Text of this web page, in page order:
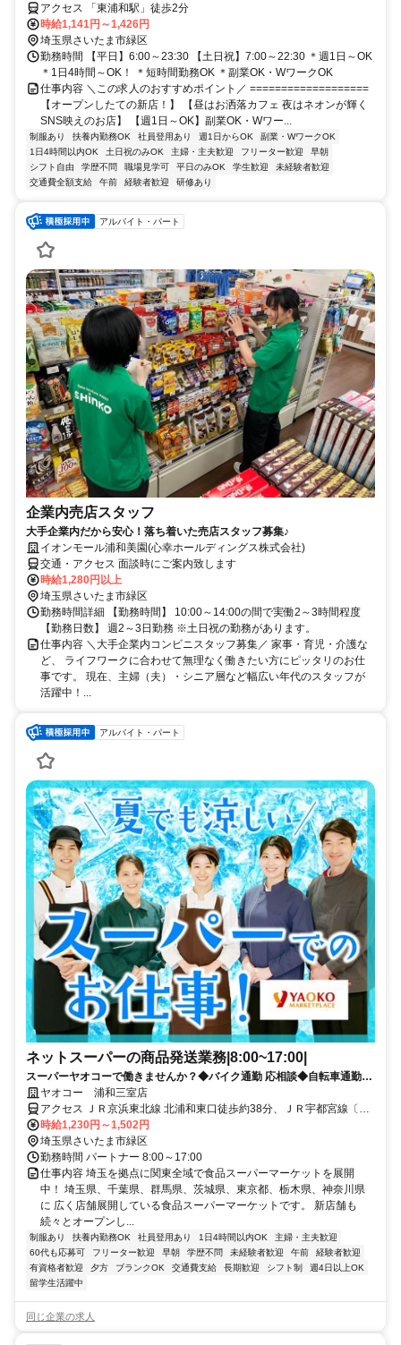
アクセス 「東浦和駅」徒歩2分
時給1,141円～1,426円
埼玉県さいたま市緑区
勤務時間 【平日】6:00～23:30 【土日祝】7:00～22:30 ＊週1日～OK
＊1日4時間～OK！ ＊短時間勤務OK ＊副業OK・WワークOK
仕事内容 ＼この求人のおすすめポイント／ ===================
【オープンしたての新店！】 【昼はお洒落カフェ 夜はネオンが輝く
SNS映えのお店】 【週1日～OK】副業OK・Wワー...
制服あり 扶養内勤務OK 社員登用あり 週1日からOK
副業・WワークOK
1日4時間以内OK
土日祝のみOK 主婦・主夫歓迎 フリーター歓迎
早朝
シフト自由
学歴不問 職場見学可 平日のみOK 学生歓迎
未経験者歓迎
交通費全額支給
午前 経験者歓迎 研修あり
アルバイト・パート
企業内売店スタッフ
大手企業内だから安心！落ち着いた売店スタッフ募集♪
イオンモール浦和美園(心幸ホールディングス株式会社)
交通・アクセス 面談時にご案内致します
時給1,280円以上
埼玉県さいたま市緑区
勤務時間詳細 【勤務時間】 10:00～14:00の間で実働2～3時間程度
【勤務日数】 週2～3日勤務 ※土日祝の勤務があります。
仕事内容 ＼大手企業内コンビニスタッフ募集／ 家事・育児・介護な
ど、 ライフワークに合わせて無理なく働きたい方にピッタリのお仕
事です。 現在、主婦（夫）・シニア層など幅広い年代のスタッフが
活躍中！...
アルバイト・パート
ネットスーパーの商品発送業務|8:00~17:00|
スーパーヤオコーで働きませんか？◆バイク通勤 応相談◆自転車通勤
OK◆未経験歓迎◆交通費規定支給◆福利厚生充実◆土日・水曜歓迎
ヤオコー 浦和三室店
アクセス ＪＲ京浜東北線 北浦和東口徒歩約38分、ＪＲ宇都宮線〔東
北本線〕・ＪＲ上野東京ライン/ＪＲ湘南新宿ライン 浦和アトレ北口
徒歩約39分、ＪＲ京浜東北線 浦和アトレ北口徒歩約39分 ＪＲ「浦和
駅」よりバス約20 分 バイク通勤 応相談 自転車通勤 OK
時給1,230円～1,502円
埼玉県さいたま市緑区
勤務時間 パートナー 8:00～17:00
仕事内容 埼玉を拠点に関東全域で食品スーパーマーケットを展開
中！ 埼玉県、千葉県、群馬県、茨城県、東京都、栃木県、神奈川県
に 広く店舗展開している食品スーパーマーケットです。 新店舗も
続々とオープンし...
制服あり 扶養内勤務OK 社員登用あり 1日4時間以内OK
主婦・主夫歓迎
60代も応募可
フリーター歓迎 早朝 学歴不問 未経験者歓迎 午前
経験者歓迎
有資格者歓迎
夕方 ブランクOK 交通費支給 長期歓迎 シフト制
週4日以上OK
留学生活躍中
同じ企業の求人